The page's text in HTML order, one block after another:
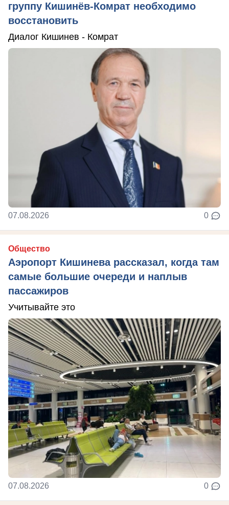
группу Кишинёв-Комрат необходимо
восстановить
Диалог Кишинев - Комрат
07.08.2026 0
Общество
Аэропорт Кишинева рассказал, когда там
самые большие очереди и наплыв
пассажиров
Учитывайте это
07.08.2026 0